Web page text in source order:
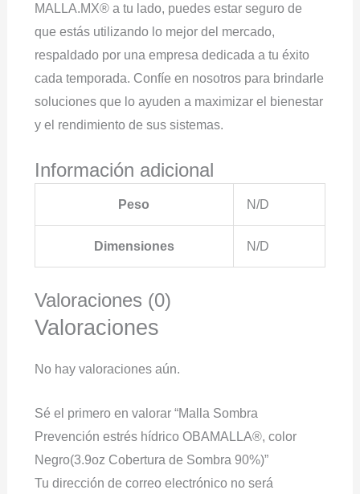
MALLA.MX® a tu lado, puedes estar seguro de
que estás utilizando lo mejor del mercado,
respaldado por una empresa dedicada a tu éxito
cada temporada. Confíe en nosotros para brindarle
soluciones que lo ayuden a maximizar el bienestar
y el rendimiento de sus sistemas.
Información adicional
Peso N/D
Dimensiones N/D
Valoraciones (0)
Valoraciones
No hay valoraciones aún.
Sé el primero en valorar “Malla Sombra
Prevención estrés hídrico OBAMALLA®, color
Negro(3.9oz Cobertura de Sombra 90%)”
Tu dirección de correo electrónico no será